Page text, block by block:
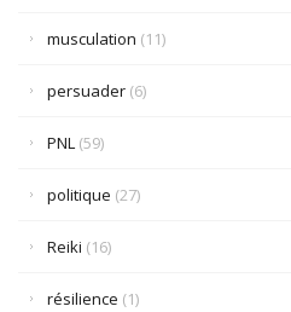
musculation (11)
persuader (6)
PNL (59)
politique (27)
Reiki (16)
résilience (1)